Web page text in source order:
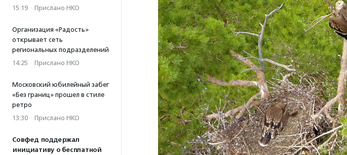
15:19 · Прислано НКО
Организация «Радость»
открывает сеть
региональных подразделений
14:25 · Прислано НКО
Московский юбилейный забег
«Без границ» прошел в стиле
ретро
13:30 · Прислано НКО
Совфед поддержал
инициативу о бесплатной